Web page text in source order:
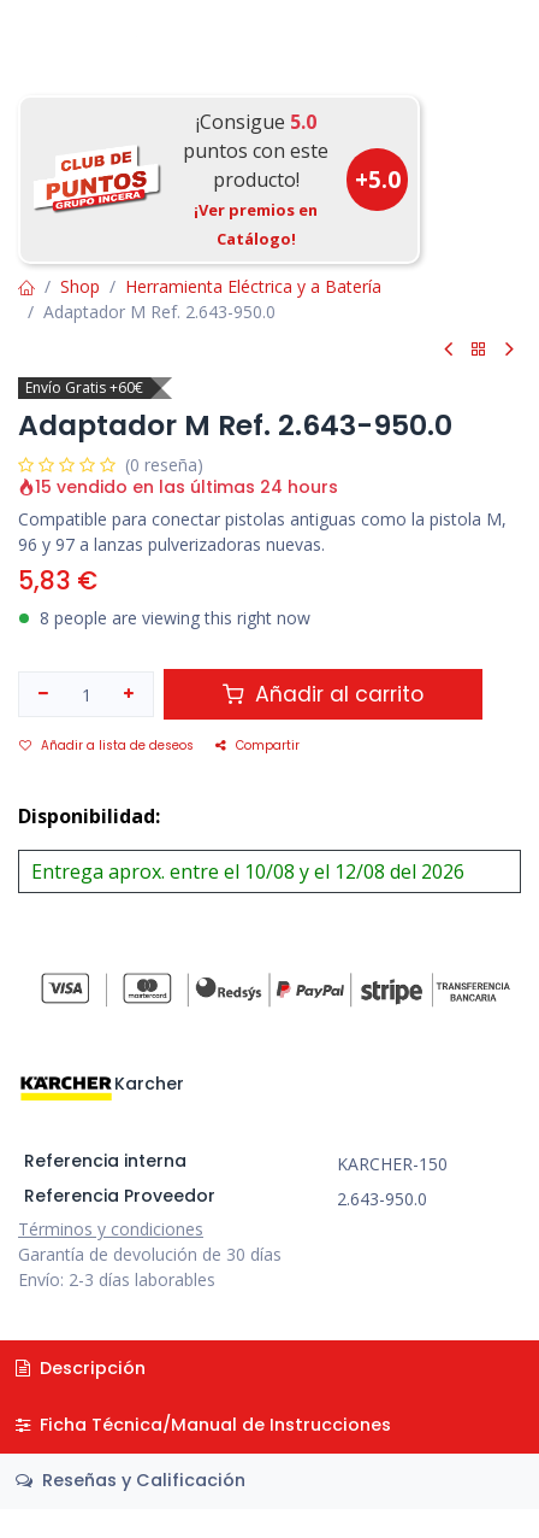
¡Consigue 5.0
puntos con este
producto!
¡Ver premios en
Catálogo!
+5.0
Shop
Herramienta Eléctrica y a Batería
Adaptador M Ref. 2.643-950.0
Envío Gratis +60€
Adaptador M Ref. 2.643-950.0
(0 reseña)
15 vendido en las últimas 24 hours
Compatible para conectar pistolas antiguas como la pistola M,
96 y 97 a lanzas pulverizadoras nuevas.
5,83 €
8 people are viewing this right now
Añadir al carrito
Añadir a lista de deseos Compartir
Disponibilidad:
Entrega aprox. entre el 10/08 y el 12/08 del 2026
Karcher
Referencia interna KARCHER-150
Referencia Proveedor
2.643-950.0
Términos y condiciones
Garantía de devolución de 30 días
Envío: 2-3 días laborables
Descripción
Ficha Técnica/Manual de Instrucciones
Reseñas y Calificación